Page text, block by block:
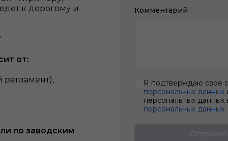
к дорогому и
от:
регламент),
по заводским
Комментарий
Я подтверждаю свое
персональных данных
персональных данных
персональных данных.